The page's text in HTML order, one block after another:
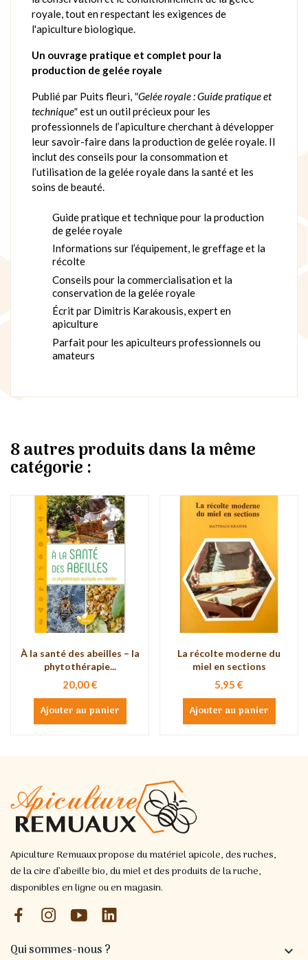
royale, tout en respectant les exigences de
l'apiculture biologique.
Un ouvrage pratique et complet pour la
production de gelée royale
Publié par Puits fleuri, "Gelée royale : Guide pratique et
technique"est un outil précieux pour les
professionnels de l’apiculture cherchant à développer
leur savoir-faire dans la production de gelée royale. Il
inclut des conseils pour la consommation et
l’utilisation de la gelée royale dans la santé et les
soins de beauté.
Guide pratique et technique pour la production
de gelée royale
Informations sur l’équipement, le greffage et la
récolte
Conseils pour la commercialisation et la
conservation de la gelée royale
Écrit par Dimitris Karakousis, expert en
apiculture
Parfait pour les apiculteurs professionnels ou
amateurs
8 autres produits dans la même
catégorie :
À la santé des abeilles – la
phytothérapie...
20,00 €
Ajouter au panier
La récolte moderne du
miel en sections
5,95 €
Ajouter au panier
Apiculture Remuaux propose du matériel apicole, des ruches,
de la cire d’abeille bio, du miel et des produits de la ruche,
disponibles en ligne ou en magasin.
Qui sommes-nous ? 